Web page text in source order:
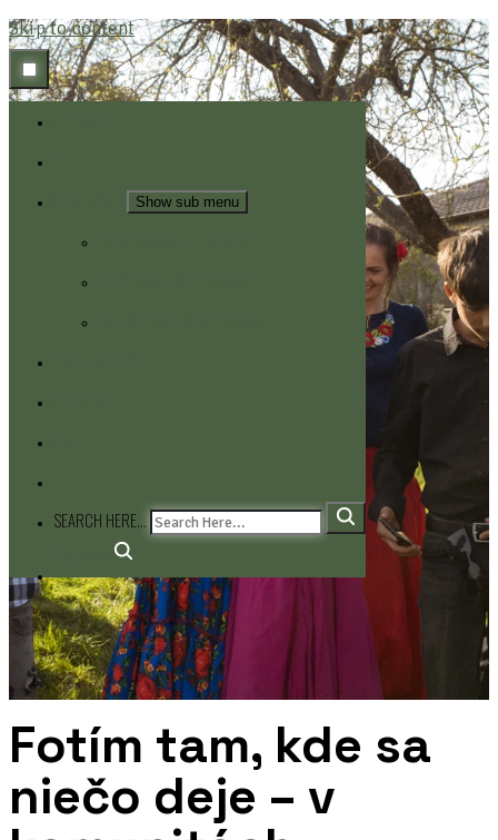
Skip to content
Show sub menu
SEARCH HERE...
Fotím tam, kde sa
niečo deje – v